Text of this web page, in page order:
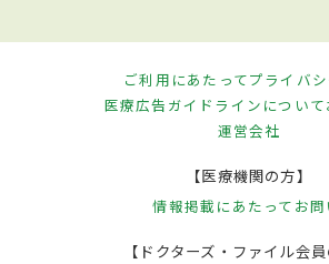
ご利用にあたってプライバ
医療広告ガイドラインについて
運営会社
【医療機関の方】
情報掲載にあたって お
【ドクターズ・ファイル会員